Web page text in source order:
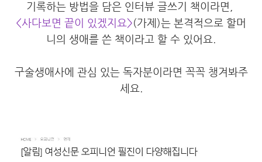
기록하는 방법을 담은 인터뷰 글쓰기 책이라면,
<사다보면 끝이 있겠지요>(가제)는 본격적으로 할머
니의 생애를 쓴 책이라고 할 수 있어요.
구술생애사에 관심 있는 독자분이라면 꼭꼭 챙겨봐주
세요.